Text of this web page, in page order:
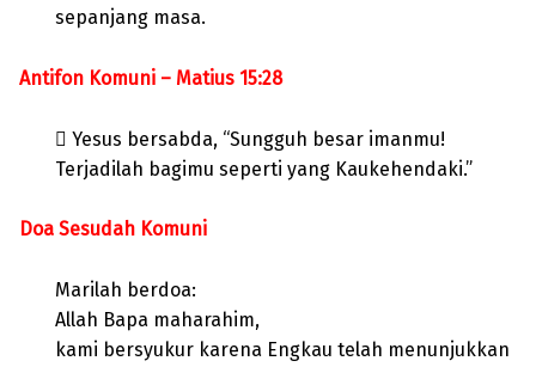
sepanjang masa.
Antifon Komuni – Matius 15:28
 Yesus bersabda, “Sungguh besar imanmu!
Terjadilah bagimu seperti yang Kaukehendaki.”
Doa Sesudah Komuni
Marilah berdoa:
Allah Bapa maharahim,
kami bersyukur karena Engkau telah menunjukkan